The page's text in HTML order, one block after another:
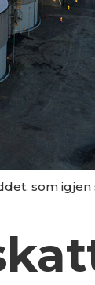
som igjen